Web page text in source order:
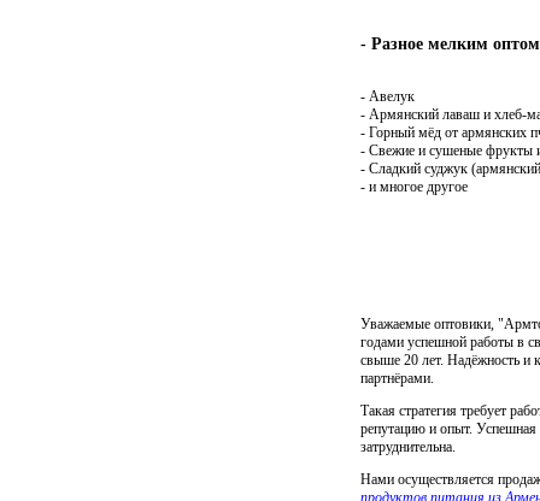
- Разное мелким
- Авелук
- Армянский лаваш и хлеб-
- Горный мёд от армянских
- Свежие и сушеные фрукты
- Сладкий суджук
- и многое другое
Уважаемые оптовики,
годами успешной работы в
свыше 20 лет. Надёжность и
партнёрами.
Такая стратегия требует
репутацию и опыт.
затруднительна.
Нами осуществляется
продуктов питания из